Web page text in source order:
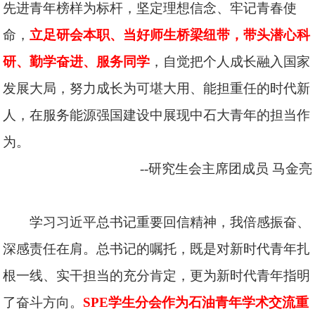
先进青年榜样为标杆，坚定理想信念、牢记青春使
命，立足研会本职、当好师生桥梁纽带，带头潜心科
研、勤学奋进、服务同学 ，自觉把个人成长融入国家
发展大局，努力成长为可堪大用、能担重任的时代新
人，在服务能源强国建设中展现中石大青年的担当作
为。
--研究生会主席团成员 马金亮
学习习近平总书记重要回信精神，我倍感振奋、
深感责任在肩。总书记的嘱托，既是对新时代青年扎
根一线、实干担当的充分肯定，更为新时代青年指明
了奋斗方向。 SPE学生分会作为石油青年学术交流重